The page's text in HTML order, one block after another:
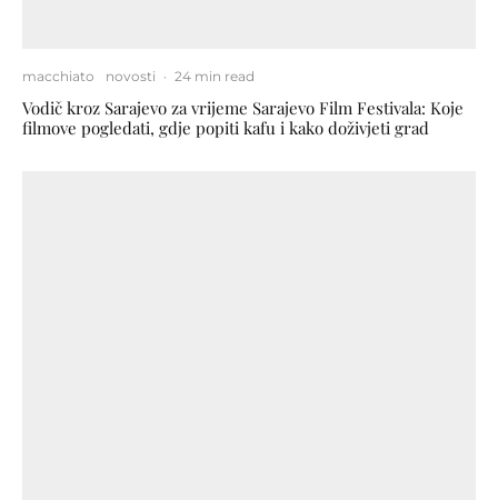
macchiato novosti · 24 min read
Vodič kroz Sarajevo za vrijeme Sarajevo Film Festivala: Koje
filmove pogledati, gdje popiti kafu i kako doživjeti grad